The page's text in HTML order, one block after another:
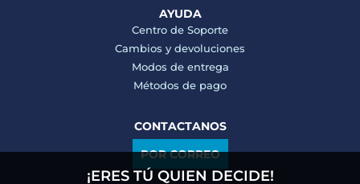
¡ERES TÚ QUIEN DECIDE!
AYUDA
Centro de Soporte
Cambios y devoluciones
Modos de entrega
Métodos de pago
CONTACTANOS
POR CORREO